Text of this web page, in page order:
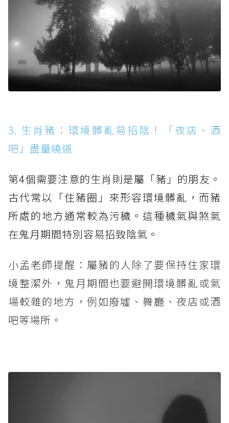
3. 生肖豬：環境髒亂易招陰！「夜店、酒
吧」盡量繞道
第4個需要注意的生肖則是屬「豬」的朋友。
古代常以「住豬圈」來形容環境髒亂，而豬
所處的地方通常較為污穢。這種穢氣與煞氣
在鬼月期間特別容易招致陰氣。
小孟老師提醒：屬豬的人除了要保持住家環
境整潔外，鬼月期間也要避開環境髒亂或氣
場較雜的地方，例如廢墟、舞廳、夜店或酒
吧等場所。